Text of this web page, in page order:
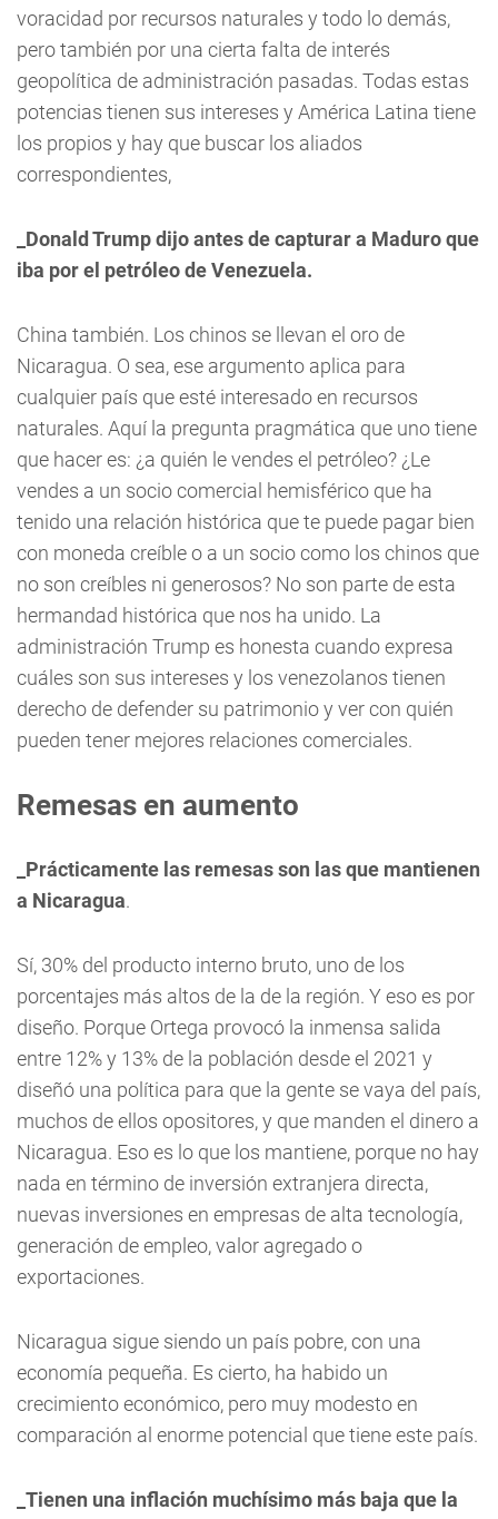
voracidad por recursos naturales y todo lo demás,
pero también por una cierta falta de interés
geopolítica de administración pasadas. Todas estas
potencias tienen sus intereses y América Latina tiene
los propios y hay que buscar los aliados
correspondientes,
_Donald Trump dijo antes de capturar a Maduro que
iba por el petróleo de Venezuela.
China también. Los chinos se llevan el oro de
Nicaragua. O sea, ese argumento aplica para
cualquier país que esté interesado en recursos
naturales. Aquí la pregunta pragmática que uno tiene
que hacer es: ¿a quién le vendes el petróleo? ¿Le
vendes a un socio comercial hemisférico que ha
tenido una relación histórica que te puede pagar bien
con moneda creíble o a un socio como los chinos que
no son creíbles ni generosos? No son parte de esta
hermandad histórica que nos ha unido. La
administración Trump es honesta cuando expresa
cuáles son sus intereses y los venezolanos tienen
derecho de defender su patrimonio y ver con quién
pueden tener mejores relaciones comerciales.
Remesas en aumento
_Prácticamente las remesas son las que mantienen
a Nicaragua.
Sí, 30% del producto interno bruto, uno de los
porcentajes más altos de la de la región. Y eso es por
diseño. Porque Ortega provocó la inmensa salida
entre 12% y 13% de la población desde el 2021 y
diseñó una política para que la gente se vaya del país,
muchos de ellos opositores, y que manden el dinero a
Nicaragua. Eso es lo que los mantiene, porque no hay
nada en término de inversión extranjera directa,
nuevas inversiones en empresas de alta tecnología,
generación de empleo, valor agregado o
exportaciones.
Nicaragua sigue siendo un país pobre, con una
economía pequeña. Es cierto, ha habido un
crecimiento económico, pero muy modesto en
comparación al enorme potencial que tiene este país.
_Tienen una inflación muchísimo más baja que la